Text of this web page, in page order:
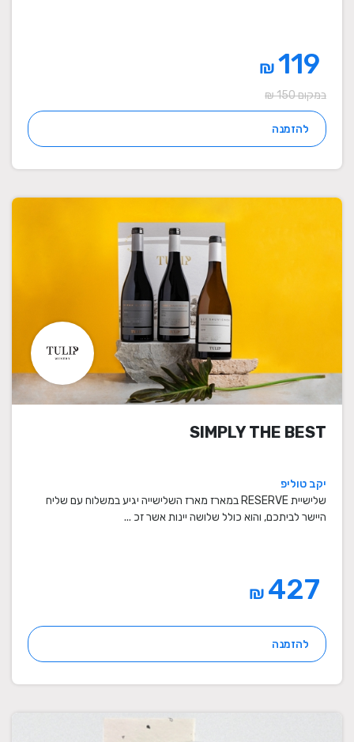
₪
במקום 150 ₪
להזמנה
SIMPLY THE BEST
יקב טוליפ
שלישיית RESERVE במארז מארז השלישייה יגיע במשלוח עם שליח
היישר לביתכם, והוא כולל שלושה יינות אשר זכ ...
₪
להזמנה